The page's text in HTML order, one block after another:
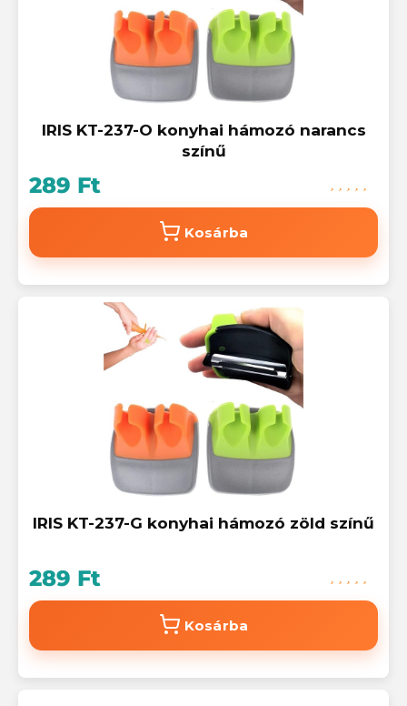
IRIS KT-237-O konyhai hámozó narancs
színű
289 Ft
Kosárba
IRIS KT-237-G konyhai hámozó zöld színű
289 Ft
Kosárba